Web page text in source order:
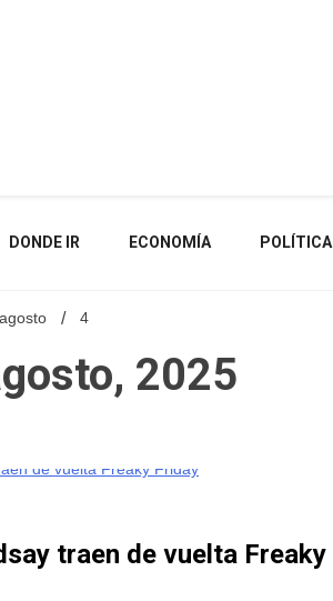
DONDE IR ECONOMÍA POLÍTICA
agosto 4
2025
traen de vuelta Freaky